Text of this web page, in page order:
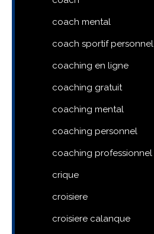
coach mental
coach sportif personnel
coaching en ligne
coaching gratuit
coaching mental
coaching personnel
coaching professionnel
crique
croisiere
croisiere calanque